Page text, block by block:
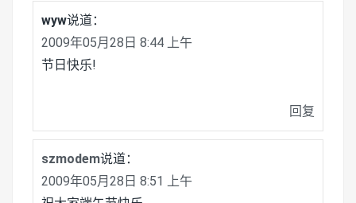
wyw说道：
2009年05月28日 8:44 上午
节日快乐!
回复
szmodem说道：
2009年05月28日 8:51 上午